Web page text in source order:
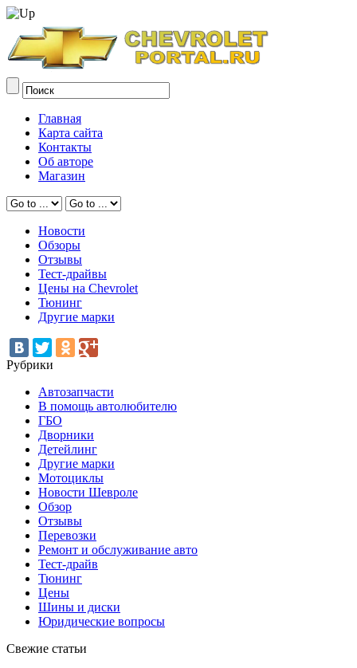
Главная
Карта сайта
Контакты
Об авторе
Магазин
Новости
Обзоры
Отзывы
Тест-драйвы
Цены на Chevrolet
Тюнинг
Другие марки
Рубрики
Автозапчасти
В помощь автолюбителю
ГБО
Дворники
Детейлинг
Другие марки
Мотоциклы
Новости Шевроле
Обзор
Отзывы
Перевозки
Ремонт и обслуживание авто
Тест-драйв
Тюнинг
Цены
Шины и диски
Юридические вопросы
Свежие статьи